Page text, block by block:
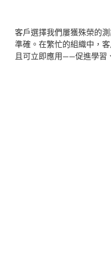
客戶選擇我們屢獲殊榮的
準確。在繁忙的組織中，
且可立即應用——促進學習